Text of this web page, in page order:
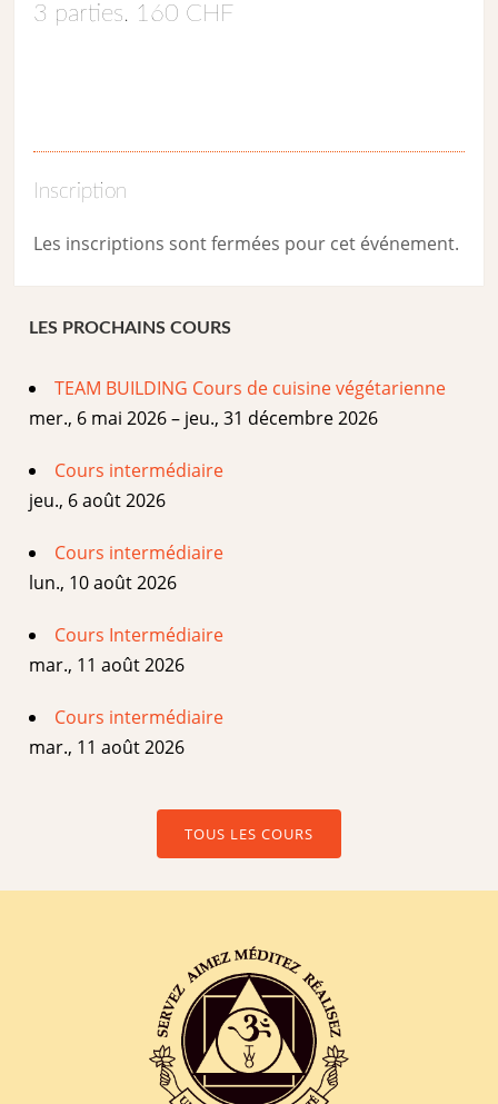
3 parties. 160 CHF
Inscription
Les inscriptions sont fermées pour cet événement.
LES PROCHAINS COURS
TEAM BUILDING Cours de cuisine végétarienne
mer., 6 mai 2026 – jeu., 31 décembre 2026
Cours intermédiaire
jeu., 6 août 2026
Cours intermédiaire
lun., 10 août 2026
Cours Intermédiaire
mar., 11 août 2026
Cours intermédiaire
mar., 11 août 2026
TOUS LES COURS